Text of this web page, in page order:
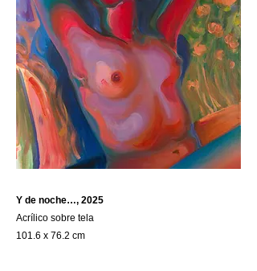
Y de noche…, 2025
Acrílico sobre tela
101.6 x 76.2 cm